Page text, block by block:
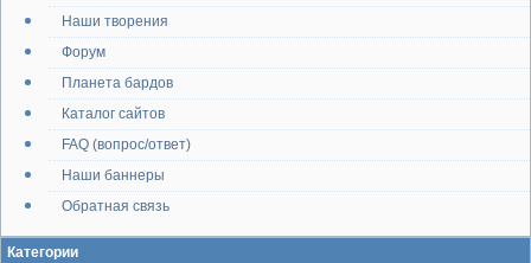
Наши творения
Форум
Планета бардов
Каталог сайтов
FAQ (вопрос/ответ)
Наши баннеры
Обратная связь
Категории